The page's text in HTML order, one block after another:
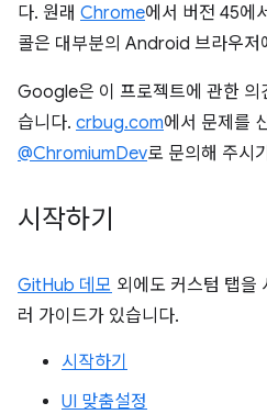
다. 원래 Chrome에서 버전 45에
콜은 대부분의 Android 브라우저
Google은 이 프로젝트에 관한 의
습니다. crbug.com에서 문제를
@ChromiumDev로 문의해 주시
시작하기
GitHub 데모 외에도 커스텀 탭을
러 가이드가 있습니다.
시작하기
UI 맞춤설정